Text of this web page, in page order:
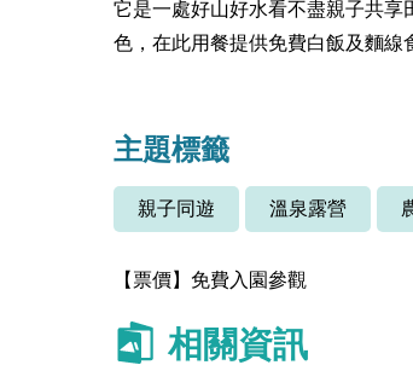
它是一處好山好水看不盡親子共
色，在此用餐提供免費白飯及麵線
主題標籤
親子同遊 溫泉露營
【票價】 免費入園參觀
相關資訊